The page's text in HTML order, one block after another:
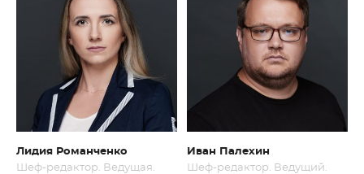
Лидия Романченко
Шеф-редактор. Ведущая.
Иван Палехин
Шеф-редактор. Ведущий.